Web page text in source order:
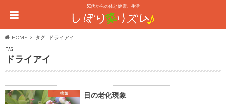
50代からの体と健康、生活
HOME タグ : ドライアイ
TAG
ドライアイ
病気 目の老化現象